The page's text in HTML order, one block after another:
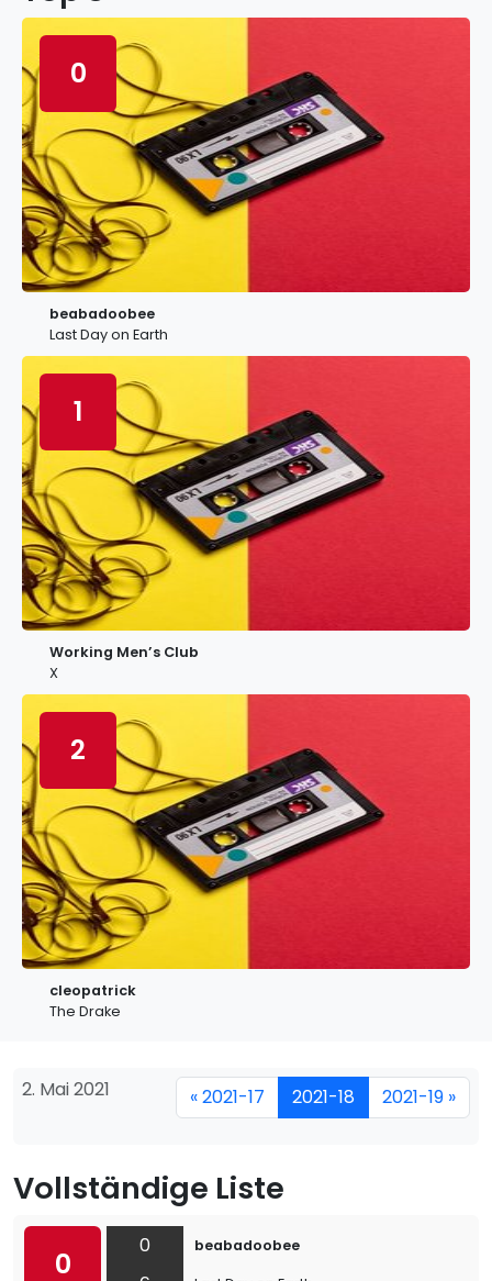
0
beabadoobee
Last Day on Earth
1
Working Men’s Club
X
2
cleopatrick
The Drake
2. Mai 2021 « 2021-17 2021-18 2021-19 »
Vollständige Liste
0
0
beabadoobee